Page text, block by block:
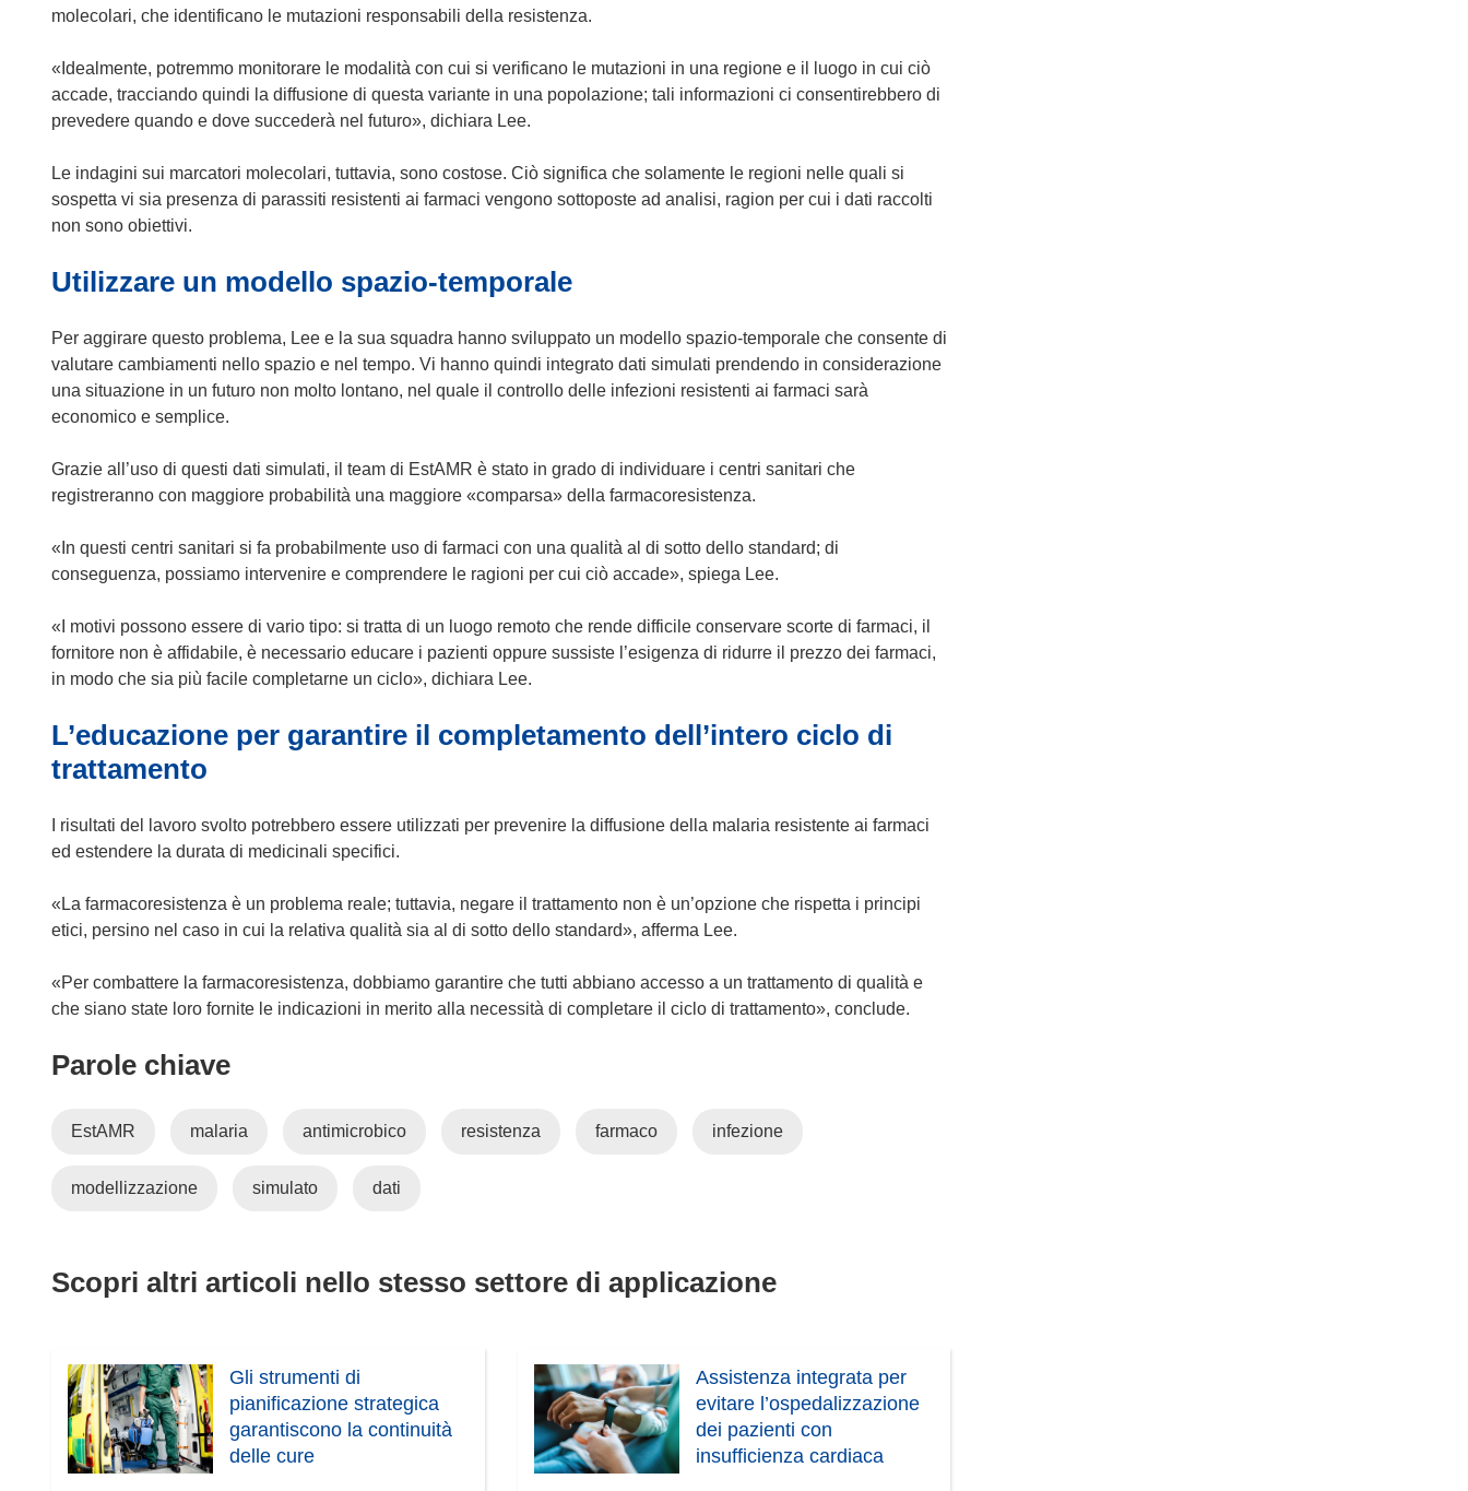
u
v
a
f
n
e
s
r
molecolari, che identificano le mutazioni responsabili della resistenza.
«Idealmente, potremmo monitorare le modalità con cui si verificano le mutazioni in una regione e il luogo in cui ciò
accade, tracciando quindi la diffusione di questa variante in una popolazione; tali informazioni ci consentirebbero di
prevedere quando e dove succederà nel futuro», dichiara Lee.
Le indagini sui marcatori molecolari, tuttavia, sono costose. Ciò significa che solamente le regioni nelle quali si
sospetta vi sia presenza di parassiti resistenti ai farmaci vengono sottoposte ad analisi, ragion per cui i dati raccolti
non sono obiettivi.
Utilizzare un modello spazio-temporale
Per aggirare questo problema, Lee e la sua squadra hanno sviluppato un modello spazio-temporale che consente di
valutare cambiamenti nello spazio e nel tempo. Vi hanno quindi integrato dati simulati prendendo in considerazione
una situazione in un futuro non molto lontano, nel quale il controllo delle infezioni resistenti ai farmaci sarà
economico e semplice.
Grazie all’uso di questi dati simulati, il team di EstAMR è stato in grado di individuare i centri sanitari che
registreranno con maggiore probabilità una maggiore «comparsa» della farmacoresistenza.
«In questi centri sanitari si fa probabilmente uso di farmaci con una qualità al di sotto dello standard; di
conseguenza, possiamo intervenire e comprendere le ragioni per cui ciò accade», spiega Lee.
«I motivi possono essere di vario tipo: si tratta di un luogo remoto che rende difficile conservare scorte di farmaci, il
fornitore non è affidabile, è necessario educare i pazienti oppure sussiste l’esigenza di ridurre il prezzo dei farmaci,
in modo che sia più facile completarne un ciclo», dichiara Lee.
L’educazione per garantire il completamento dell’intero ciclo di
trattamento
I risultati del lavoro svolto potrebbero essere utilizzati per prevenire la diffusione della malaria resistente ai farmaci
ed estendere la durata di medicinali specifici.
«La farmacoresistenza è un problema reale; tuttavia, negare il trattamento non è un’opzione che rispetta i principi
etici, persino nel caso in cui la relativa qualità sia al di sotto dello standard», afferma Lee.
«Per combattere la farmacoresistenza, dobbiamo garantire che tutti abbiano accesso a un trattamento di qualità e
che siano state loro fornite le indicazioni in merito alla necessità di completare il ciclo di trattamento», conclude.
Parole chiave
EstAMR malaria antimicrobico resistenza farmaco infezione
modellizzazione simulato dati
Scopri altri articoli nello stesso settore di applicazione
Gli strumenti di
pianificazione strategica
garantiscono la continuità
delle cure
Assistenza integrata per
evitare l’ospedalizzazione
dei pazienti con
insufficienza cardiaca